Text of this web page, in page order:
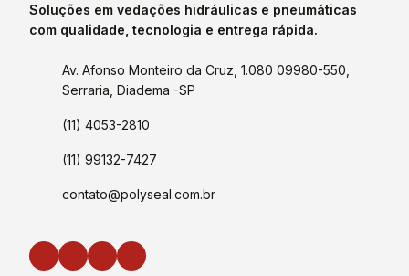
Soluções em vedações hidráulicas e pneumáticas
com qualidade, tecnologia e entrega rápida.
Av. Afonso Monteiro da Cruz, 1.080 09980-550,
Serraria, Diadema -SP
(11) 4053-2810
(11) 99132-7427
contato@polyseal.com.br